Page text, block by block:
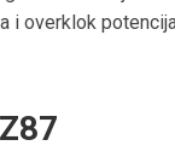
i overklok